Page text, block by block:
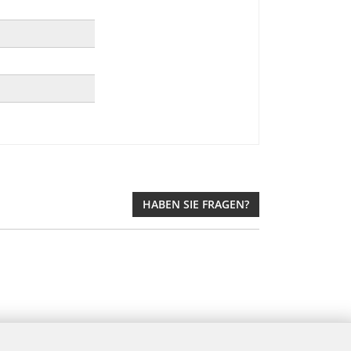
HABEN SIE FRAGEN?